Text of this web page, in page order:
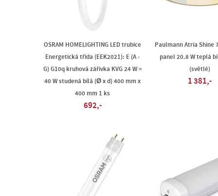
OSRAM HOMELIGHTING LED trubice
Energetická třída (EEK2021): E (A -
G) G10q kruhová zářivka KVG 24 W =
40 W studená bílá (Ø x d) 400 mm x
400 mm 1 ks
692,-
Paulmann Atria Shine
panel 20.8 W teplá
(světlé)
1 381,-